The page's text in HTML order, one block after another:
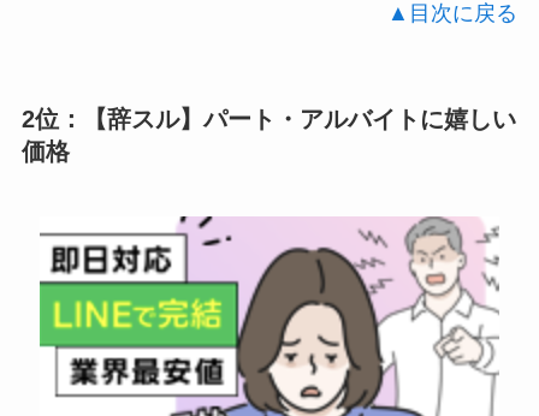
▲目次に戻る
2位：【辞スル】パート・アルバイトに嬉しい
価格